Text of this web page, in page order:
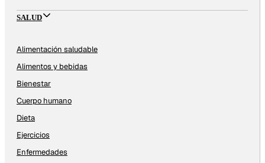
SALUD
Alimentación saludable
Alimentos y bebidas
Bienestar
Cuerpo humano
Dieta
Ejercicios
Enfermedades